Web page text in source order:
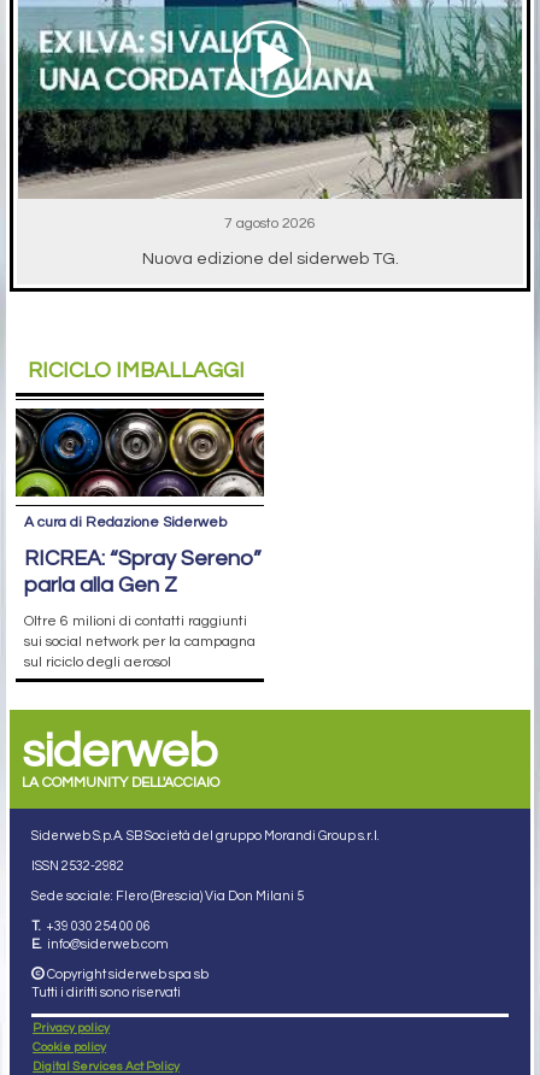
7 agosto 2026
Nuova edizione del siderweb TG.
RICICLO IMBALLAGGI
A cura di Redazione Siderweb
RICREA: “Spray Sereno”
parla alla Gen Z
Oltre 6 milioni di contatti raggiunti
sui social network per la campagna
sul riciclo degli aerosol
siderweb
LA COMMUNITY DELL'ACCIAIO
Siderweb S.p.A. SB Società del gruppo Morandi Group s.r.l.
ISSN 2532-2982
Sede sociale: Flero (Brescia) Via Don Milani 5
T. +39 030 254 00 06
E. info@siderweb.com
Copyright siderweb spa sb
Tutti i diritti sono riservati
Privacy policy
Cookie policy
Digital Services Act Policy